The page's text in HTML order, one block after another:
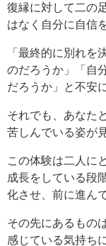
復縁に対して二の
はなく自分に自信
「最終的に別れを
のだろうか」「自
だろうか」と不安
それでも、あなた
苦しんでいる姿が
この体験は二人に
成長をしている段
化させ、前に進ん
その先にあるもの
感じている気持ち